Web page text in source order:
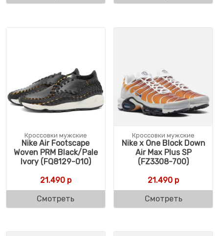
Кроссовки мужские
Nike Air Footscape
Woven PRM Black/Pale
Ivory (FQ8129-010)
21.490р
Смотреть
Кроссовки мужские
Nike x One Block Down
Air Max Plus SP
(FZ3308-700)
21.490 р
Смотреть